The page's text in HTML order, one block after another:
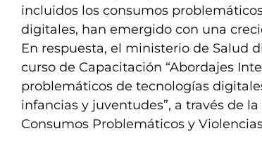
incluidos los consumos
digitales, han emergido con una
En respuesta, el ministerio de Salud
curso de Capacitación “Abordajes
problemáticos de tecnologías
infancias y juventudes”, a través de
Consumos Problemáticos y